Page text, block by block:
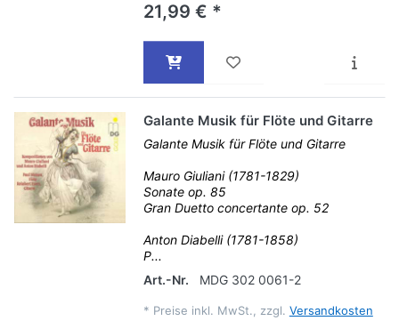
21,99 € *
Galante Musik für Flöte und Gitarre
Galante Musik für Flöte und Gitarre
Mauro Giuliani (1781-1829)
Sonate op. 85
Gran Duetto concertante op. 52
Anton Diabelli (1781-1858)
P...
Art.-Nr.
MDG 302 0061-2
* Preise inkl. MwSt., zzgl. Versandkosten